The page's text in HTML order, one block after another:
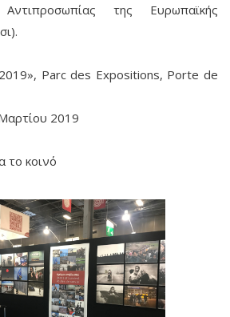
της Ευρωπαϊκής
Parc des Expositions, Porte de
2019
το κοινό